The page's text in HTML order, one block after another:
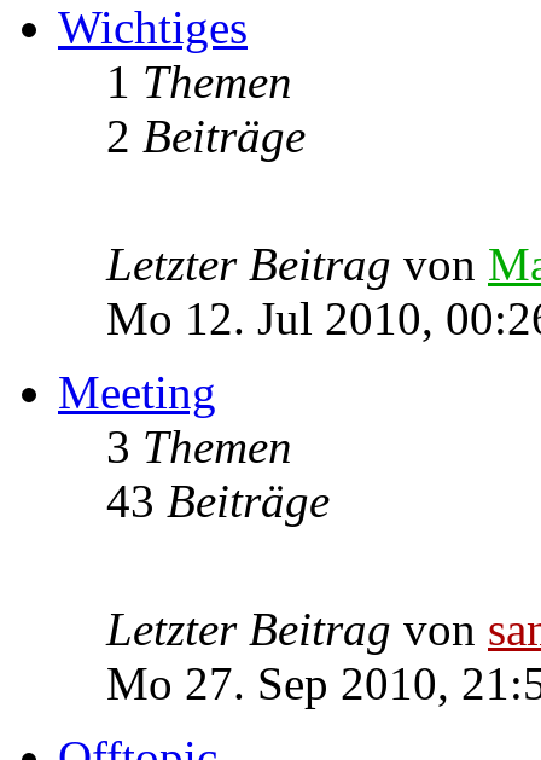
Wichtiges
1 Themen
2 Beiträge
Letzter Beitrag von
Mo 12. Jul 2010,
Meeting
3 Themen
43 Beiträge
Letzter Beitrag von
Mo 27. Sep 2010,